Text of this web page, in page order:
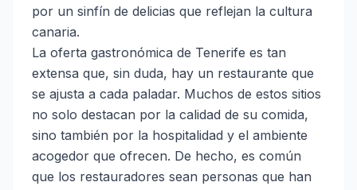
por un sinfín de delicias que reflejan la cultura
canaria.
La oferta gastronómica de Tenerife es tan
extensa que, sin duda, hay un restaurante que
se ajusta a cada paladar. Muchos de estos sitios
no solo destacan por la calidad de su comida,
sino también por la hospitalidad y el ambiente
acogedor que ofrecen. De hecho, es común
que los restauradores sean personas que han